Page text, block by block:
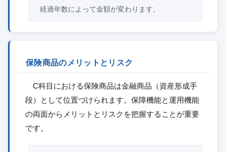
経過年数によって金額が変わります。
保険商品のメリットとリスク
C科目における保険商品は金融商品（資産形成手
段）として位置づけられます。保障機能と運用機能
の両面からメリットとリスクを把握することが重要
です。